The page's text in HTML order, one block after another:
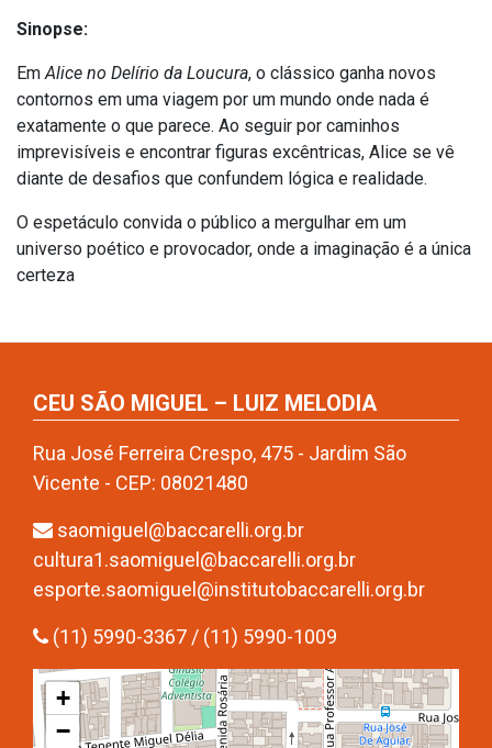
Sinopse:
EmAlice no Delírio da Loucura, o clássico ganha novos
contornos em uma viagem por um mundo onde nada é
exatamente o que parece. Ao seguir por caminhos
imprevisíveis e encontrar figuras excêntricas, Alice se vê
diante de desafios que confundem lógica e realidade.
O espetáculo convida o público a mergulhar em um
universo poético e provocador, onde a imaginação é a única
certeza
CEU SÃO MIGUEL – LUIZ MELODIA
Rua José Ferreira Crespo, 475 - Jardim São
Vicente - CEP: 08021480
saomiguel@baccarelli.org.br
cultura1.saomiguel@baccarelli.org.br
esporte.saomiguel@institutobaccarelli.org.br
(11) 5990-3367 / (11) 5990-1009
+
−